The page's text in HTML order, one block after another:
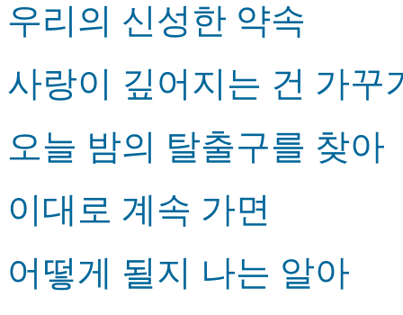
우리의 신성한 약속
사랑이 깊어지는 건 가꾸
오늘 밤의 탈출구를 찾아
이대로 계속 가면
어떻게 될지 나는 알아